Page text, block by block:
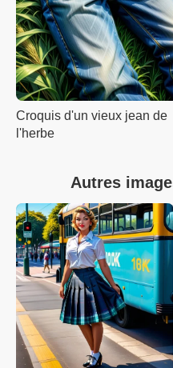
Croquis d'un vieux jean de
l'herbe
Autres